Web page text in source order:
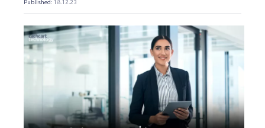
Published: 18.12.23